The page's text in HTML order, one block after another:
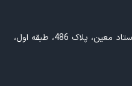
تهران، خیابان آزادی، نبش استاد معین، پلاک 486، طبقه اول،